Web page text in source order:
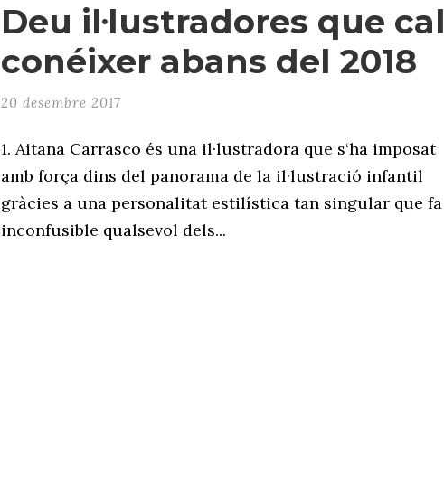
Deu il·lustradores que cal
conéixer abans del 2018
20 desembre 2017
1. Aitana Carrasco és una il·lustradora que s‘ha imposat
amb força dins del panorama de la il·lustració infantil
gràcies a una personalitat estilística tan singular que fa
inconfusible qualsevol dels...